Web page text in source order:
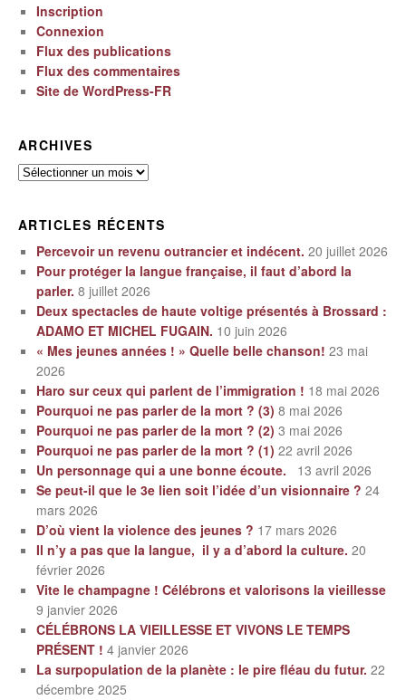
Inscription
Connexion
Flux des publications
Flux des commentaires
Site de WordPress-FR
ARCHIVES
Archives
ARTICLES RÉCENTS
Percevoir un revenu outrancier et indécent. 20 juillet 2026
Pour protéger la langue française, il faut d’abord la
parler. 8 juillet 2026
Deux spectacles de haute voltige présentés à Brossard :
ADAMO ET MICHEL FUGAIN. 10 juin 2026
« Mes jeunes années ! » Quelle belle chanson! 23 mai
2026
Haro sur ceux qui parlent de l’immigration ! 18 mai 2026
Pourquoi ne pas parler de la mort ? (3) 8 mai 2026
Pourquoi ne pas parler de la mort ? (2) 3 mai 2026
Pourquoi ne pas parler de la mort ? (1) 22 avril 2026
Un personnage qui a une bonne écoute.
13 avril 2026
Se peut-il que le 3e lien soit l’idée d’un visionnaire ? 24
mars 2026
D’où vient la violence des jeunes ? 17 mars 2026
Il n’y a pas que la langue, il y a d’abord la culture. 20
février 2026
Vite le champagne ! Célébrons et valorisons la vieillesse
9 janvier 2026
CÉLÉBRONS LA VIEILLESSE ET VIVONS LE TEMPS
PRÉSENT ! 4 janvier 2026
La surpopulation de la planète : le pire fléau du futur. 22
décembre 2025